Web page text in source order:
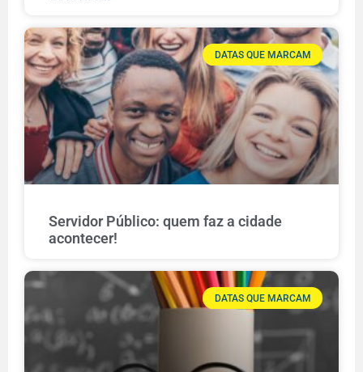
DATAS QUE MARCAM
Servidor Público: quem faz a cidade
acontecer!
DATAS QUE MARCAM